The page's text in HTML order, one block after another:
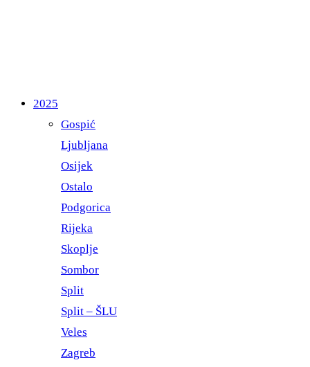
2025
Gospić
Ljubljana
Osijek
Ostalo
Podgorica
Rijeka
Skoplje
Sombor
Split
Split – ŠLU
Veles
Zagreb